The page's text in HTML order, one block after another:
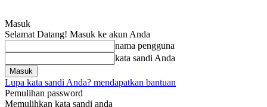
Masuk
Selamat Datang! Masuk ke akun Anda
nama pengguna
kata sandi Anda
Lupa kata sandi Anda? mendapatkan bantuan
Pemulihan password
Memulihkan kata sandi anda